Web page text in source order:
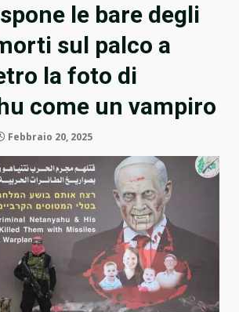
le bare degli
sul palco a
la foto di
come un vampiro
Febbraio 20, 2025